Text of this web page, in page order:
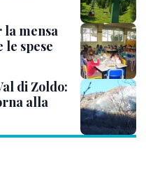
la mensa
le spese
di Zoldo:
alla